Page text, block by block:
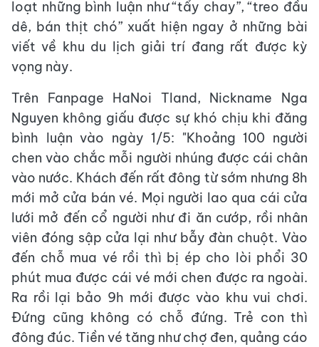
loạt những bình luận như “tẩy chay”, “treo đầu
dê, bán thịt chó” xuất hiện ngay ở những bài
viết về khu du lịch giải trí đang rất được kỳ
vọng này.
Trên Fanpage HaNoi Tland, Nickname Nga
Nguyen không giấu được sự khó chịu khi đăng
bình luận vào ngày 1/5: "Khoảng 100 người
chen vào chắc mỗi người nhúng được cái chân
vào nước. Khách đến rất đông từ sớm nhưng 8h
mới mở cửa bán vé. Mọi người lao qua cái cửa
lưới mở đến cổ người như đi ăn cướp, rồi nhân
viên đóng sập cửa lại như bẫy đàn chuột. Vào
đến chỗ mua vé rồi thì bị ép cho lòi phổi 30
phút mua được cái vé mới chen được ra ngoài.
Ra rồi lại bảo 9h mới được vào khu vui chơi.
Đứng cũng không có chỗ đứng. Trẻ con thì
đông đúc. Tiền vé tăng như chợ đen, quảng cáo